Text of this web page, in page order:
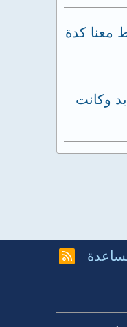
معنا كدة
شديد وكانت